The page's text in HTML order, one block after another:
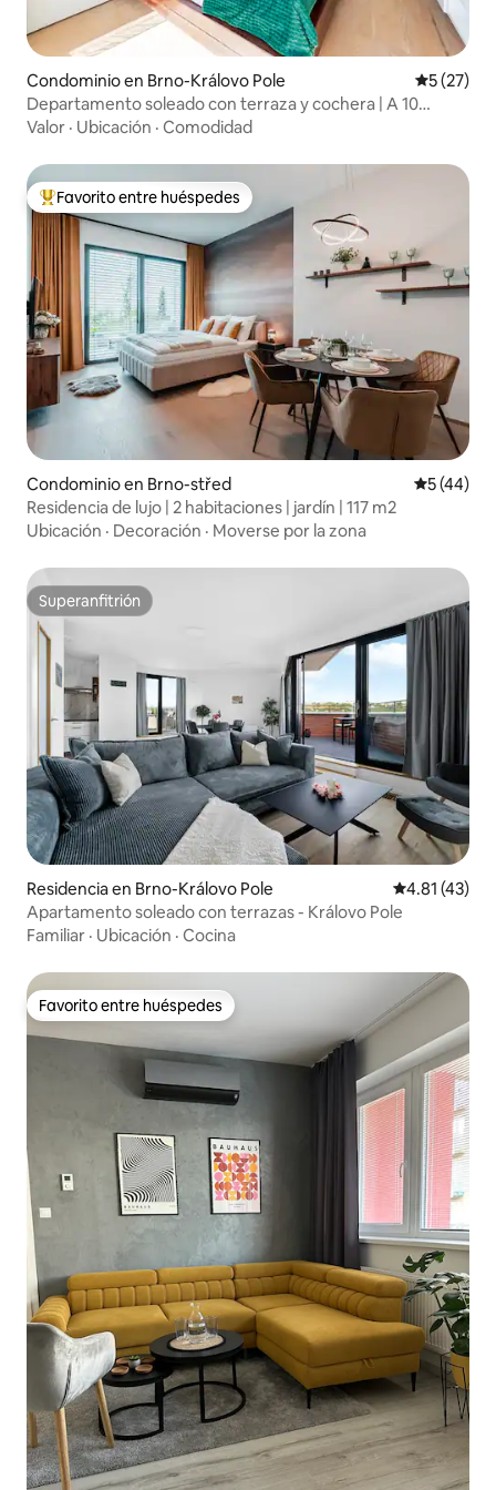
Condominio en Brno-Královo Pole
5 (27)
Departamento soleado con terraza y cochera | A 10
minutos del centro
Valor · Ubicación · Comodidad
De los mejores en Favorito entre huéspedes
Favorito entre huéspedes
Condominio en Brno-střed
5 (44)
Residencia de lujo | 2 habitaciones | jardín | 117 m2
Ubicación · Decoración · Moverse por la zona
Superanfitrión
Superanfitrión
Residencia en Brno-Královo Pole Calificación
4.81 (43)
Apartamento soleado con terrazas - Královo Pole
Familiar · Ubicación · Cocina
Favorito entre huéspedes
Favorito entre huéspedes